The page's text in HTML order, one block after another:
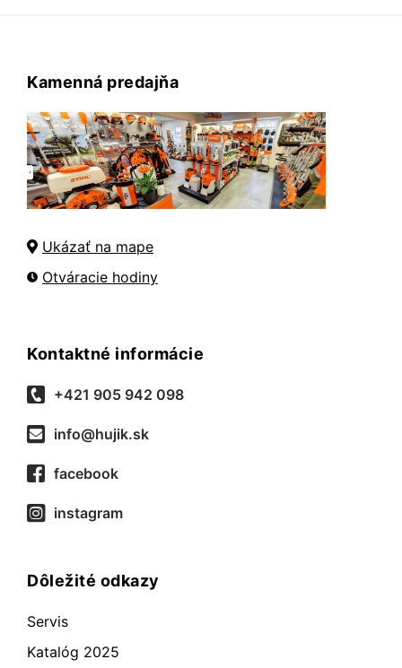
Kamenná predajňa
Ukázať na mape
Otváracie hodiny
Kontaktné informácie
+421 905 942 098
info@hujik.sk
facebook
instagram
Dôležité odkazy
Servis
Katalóg 2025